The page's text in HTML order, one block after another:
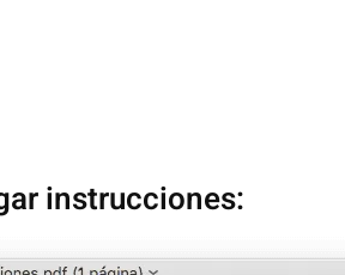
instrucciones: